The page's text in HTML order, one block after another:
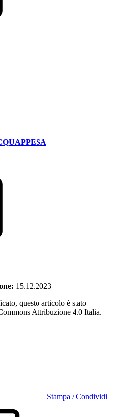
15.12.2023
questo articolo è stato
Attribuzione 4.0 Italia.
Stampa / Condividi